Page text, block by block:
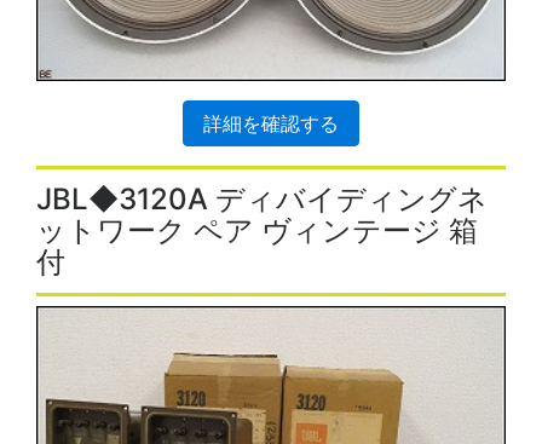
詳細を確認する
JBL◆3120A ディバイディングネ
ットワーク ペア ヴィンテージ 箱
付